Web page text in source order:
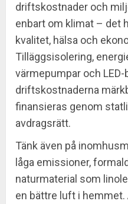
driftskostnader och
enbart om klimat – det
kvalitet, hälsa och
Tilläggsisolering,
värmepumpar och
driftskostnaderna
finansieras genom
avdragsrätt.
Tänk även på
låga emissioner,
naturmaterial som
en bättre luft i hemmet.